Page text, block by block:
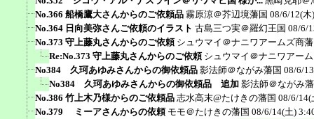
No.366 船橋鷹大さんからのご依頼品 霧原涼＠芥辺境藩国 08/6/12(木
No.364 日向美弥さんご依頼のイラスト 古島三つ実＠羅幻王国 08/6/
No.373 守上藤丸さんからのご依頼 シュウマイ＠ナニワアームズ商
Re:No.373 守上藤丸さんからのご依頼 シュウマイ＠ナニワアー
No384 久珂あゆみさんからの御依頼品 影法師＠ながみ藩国 08/6/
No384 久珂あゆみさんからの御依頼品 追加 影法師＠ながみ
No.386 竹上木乃様からのご依頼品 志水高末@たけきの藩国 08/6/14(
No.379 ミーアさんからの依頼 モモ＠たけきの藩国 08/6/14(土)